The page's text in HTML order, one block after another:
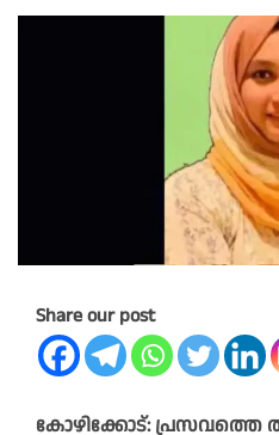
Share our post
കോഴിക്കോട്: പ്രസവത്തെ